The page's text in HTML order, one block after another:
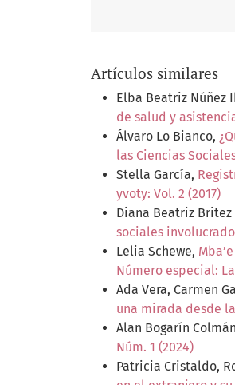
Artículos similares
Elba Beatriz Núñez
de salud y
Álvaro Lo Bianco,
las Ciencias
Stella García,
yvoty: Vol. 2 (2017)
Diana Beatriz
sociales
Lelia Schewe,
Número especial:
Ada Vera, Carmen
una mirada desde
Alan Bogarín
Núm. 1 (2024)
Patricia Cristaldo,